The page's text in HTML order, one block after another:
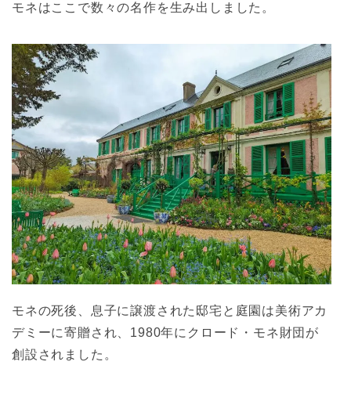
モネはここで数々の名作を生み出しました。
モネの死後、息子に譲渡された邸宅と庭園は美術アカ
デミーに寄贈され、1980年にクロード・モネ財団が
創設されました。